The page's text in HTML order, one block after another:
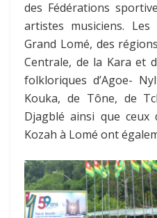
des Fédérations
artistes musiciens. Les
Grand Lomé, des
Centrale, de la Kara et
folkloriques d’Agoe-
Kouka, de Tône, de
Djagblé ainsi que ceux
Kozah à Lomé ont